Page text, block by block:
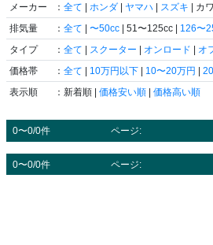
メーカー
： 全て | ホンダ | ヤマハ | スズキ | カ
排気量
： 全て | 〜50cc | 51〜125cc | 126〜
タイプ
： 全て | スクーター | オンロード | オ
価格帯
： 全て | 10万円以下 | 10〜20万円 |
表示順
：新着順 | 価格安い順 | 価格高い順
0〜0/0件 ページ:
0〜0/0件 ページ: